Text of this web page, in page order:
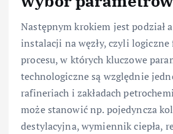
Następnym krokiem jest podział
instalacji na węzły, czyli logiczne
procesu, w których kluczowe
technologiczne są względnie
rafineriach i zakładach
może stanowić np. pojedyncza
destylacyjna, wymiennik ciepła,